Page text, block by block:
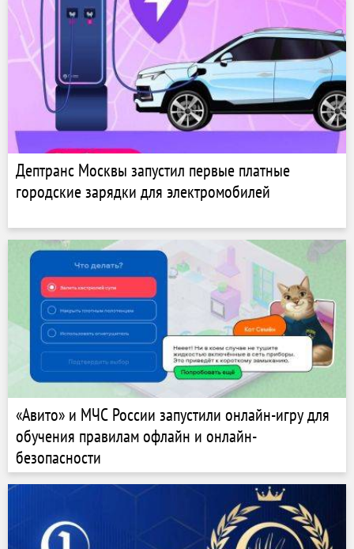
Дептранс Москвы запустил первые платные
городские зарядки для электромобилей
«Авито» и МЧС России запустили онлайн-игру для
обучения правилам офлайн и онлайн-
безопасности